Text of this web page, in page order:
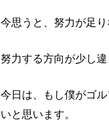
今思うと、努力が足
努力する方向が少し違
今日は、もし僕がゴ
いと思います。